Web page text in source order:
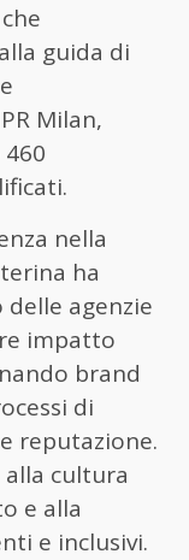
guida di
Milan,
nella
ha
agenzie
impatto
brand
di
reputazione.
cultura
e alla
e inclusivi.